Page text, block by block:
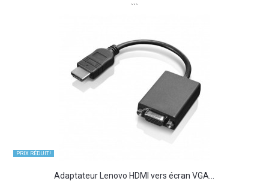
```
Adaptateur Lenovo HDMI vers écran VGA...
PRIX ​​RÉDUIT!